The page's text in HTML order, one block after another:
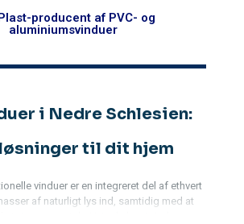
producent af PVC- og
aluminiumsvinduer
i Nedre Schlesien:
til dit hjem
vinduer er en integreret del af ethvert
af naturligt lys ind, samtidig med at